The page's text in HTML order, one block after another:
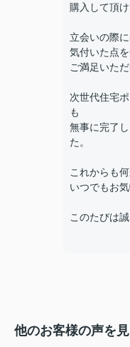
購入して頂
立会いの際
気付いた点
ご満足いた
次世代住宅
も
無事に完了
た。
これからも
いつでもお
このたびは
他のお客様の声を